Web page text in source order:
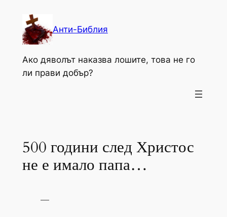
съдържанието
Анти-Библия
Ако дяволът наказва лошите, това не го
ли прави добър?
500 години след Христос
не е имало папа…
—